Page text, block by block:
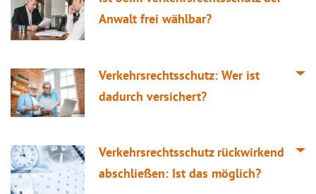
Anwalt frei wählbar?
Verkehrsrechtsschutz: Wer ist
dadurch versichert?
Verkehrsrechtsschutz rückwirkend
abschließen: Ist das möglich?